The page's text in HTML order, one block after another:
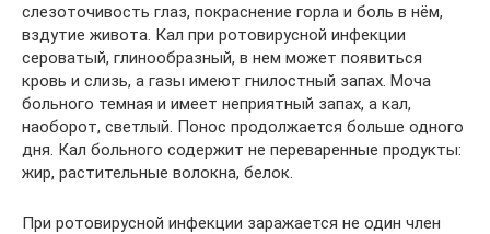
слезоточивость глаз, покраснение горла и боль в нём,
вздутие живота. Кал при ротовирусной инфекции
сероватый, глинообразный, в нем может появиться
кровь и слизь, а газы имеют гнилостный запах. Моча
больного темная и имеет неприятный запах, а кал,
наоборот, светлый. Понос продолжается больше одного
дня. Кал больного содержит не переваренные продукты:
жир, растительные волокна, белок.
При ротовирусной инфекции заражается не один член